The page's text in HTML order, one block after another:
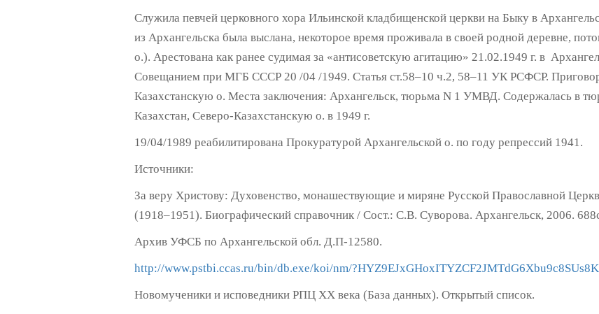
Служила певчей церковного хора Ильинской кладбищенской церкви на Быку в
из Архангельска была выслана, некоторое время проживала в своей родной деревне,
о.). Арестована как ранее судимая за «антисоветскую агитацию» 21.02.1949 г. в
Совещанием при МГБ СССР 20 /04 /1949. Статья ст.58–10 ч.2, 58–11 УК РСФСР.
Казахстанскую о. Места заключения: Архангельск, тюрьма N 1 УМВД. Содержалась в
Казахстан, Северо-Казахстанскую о. в 1949 г.
19/04/1989 реабилитирована Прокуратурой Архангельской о. по году репрессий 1941.
Источники:
За веру Христову: Духовенство, монашествующие и миряне Русской Православной
(1918–1951). Биографический справочник / Сост.: С.В. Суворова. Архангельск, 2006.
Архив УФСБ по Архангельской обл. Д.П-12580.
http://www.pstbi.ccas.ru/bin/db.exe/koi/nm/
Новомученики и исповедники РПЦ XX века (База данных). Открытый список.